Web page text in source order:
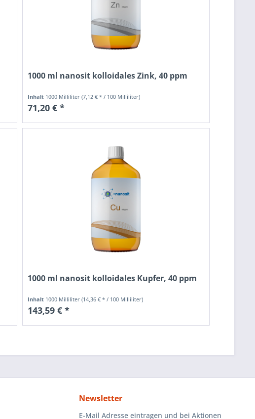
1000 ml nanosit kolloidales Zink, 40 ppm
Inhalt 1000 Milliliter (7,12 € * / 100 Milliliter)
71,20 € *
1000 ml nanosit kolloidales Kupfer, 40 ppm
Inhalt 1000 Milliliter (14,36 € * / 100 Milliliter)
143,59 € *
Newsletter
E-Mail Adresse eintragen und bei Aktionen